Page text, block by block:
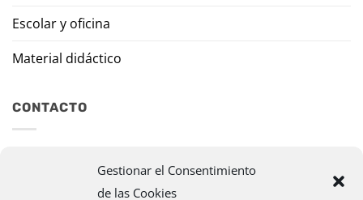
Gestionar el Consentimiento
de las Cookies
Escolar y oficina
Material didáctico
CONTACTO